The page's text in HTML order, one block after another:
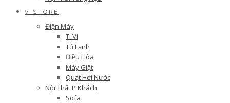
V STORE
Điện Máy
Ti Vi
Tủ Lạnh
Điều Hòa
Máy Giặt
Quạt Hơi Nước
Nội Thất P Khách
Sofa